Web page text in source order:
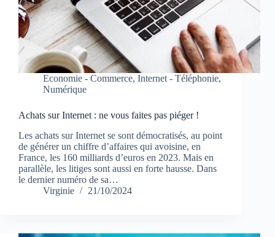
Economie - Commerce, Internet - Téléphonie,
Numérique
Achats sur Internet : ne vous faites pas piéger !
Les achats sur Internet se sont démocratisés, au point
de générer un chiffre d’affaires qui avoisine, en
France, les 160 milliards d’euros en 2023. Mais en
parallèle, les litiges sont aussi en forte hausse. Dans
le dernier numéro de sa…
Virginie
21/10/2024